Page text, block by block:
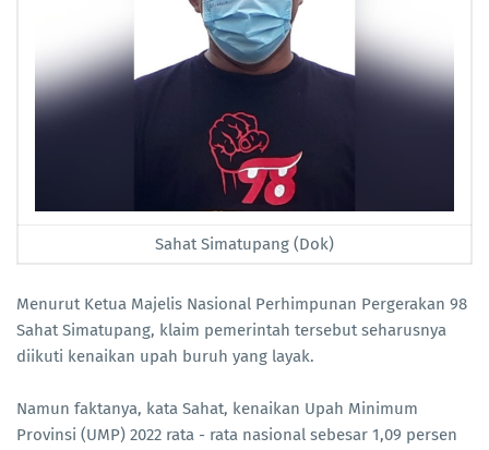
Sahat Simatupang (Dok)
Menurut Ketua Majelis Nasional Perhimpunan Pergerakan 98
Sahat Simatupang, klaim pemerintah tersebut seharusnya
diikuti kenaikan upah buruh yang layak.
Namun faktanya, kata Sahat, kenaikan Upah Minimum
Provinsi (UMP) 2022 rata - rata nasional sebesar 1,09 persen